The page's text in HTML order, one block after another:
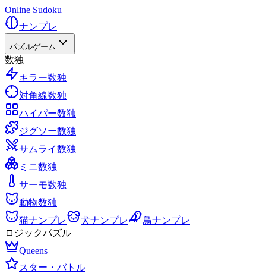
Online Sudoku
ナンプレ
パズルゲーム
数独
キラー数独
対角線数独
ハイパー数独
ジグソー数独
サムライ数独
ミニ数独
サーモ数独
動物数独
猫ナンプレ
犬ナンプレ
鳥ナンプレ
ロジックパズル
Queens
スター・バトル